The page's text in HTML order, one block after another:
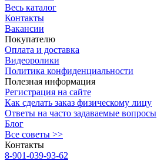
Весь каталог
Контакты
Вакансии
Покупателю
Оплата и доставка
Видеоролики
Политика конфиденциальности
Полезная информация
Регистрация на сайте
Как сделать заказ физическому лицу
Ответы на часто задаваемые вопросы
Блог
Все советы >>
Контакты
8-901-039-93-62